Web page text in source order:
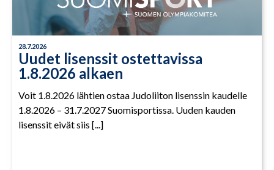
28.7.2026
Uudet lisenssit ostettavissa
1.8.2026 alkaen
Voit 1.8.2026 lähtien ostaa Judoliiton lisenssin kaudelle
1.8.2026 – 31.7.2027 Suomisportissa. Uuden kauden
lisenssit eivät siis [...]